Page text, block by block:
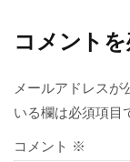
コメント
メールアドレスが
いる欄は必須項目
コメント ※